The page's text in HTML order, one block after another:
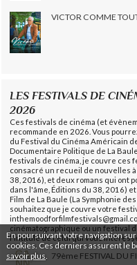
En poursuivant votre navigation
cookies. Ces derniers assurent le
savoir plus
VICTOR COMME
LES FESTIVALS DE
2026
Ces festivals de cinéma (et
recommande en 2026. Vous
du Festival du Cinéma Américain
Documentaire Politique de La
festivals de cinéma, je couvre ces
consacré un recueil de nouvelles
38, 2016), et deux romans qui ont
dans l'âme, Éditions du 38, 2016)
Film de La Baule (La Symphonie
souhaitez que je couvre votre
cinématographique ou un festival
l'intitulé de celui qui vous
79ème FESTIVAL DU